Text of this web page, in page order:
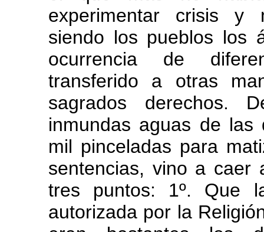
experimentar crisis y
siendo los pueblos los
ocurrencia de
transferido a otras
sagrados derechos.
inmundas aguas de las
mil pinceladas para
sentencias, vino a caer
tres puntos: 1º. Que
autorizada por la